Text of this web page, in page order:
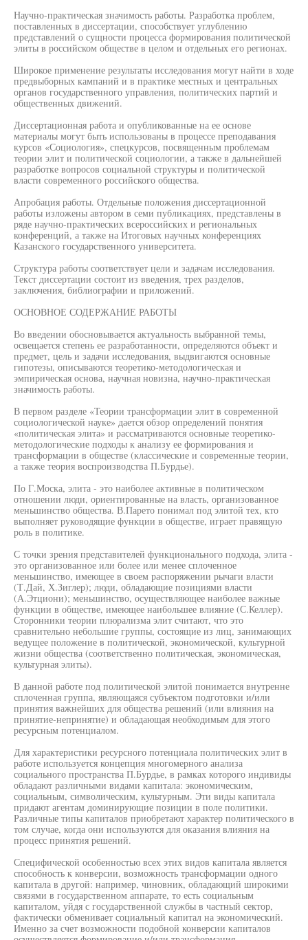
Научно-практическая значимость работы. Разработка проблем,
поставленных в диссертации, способствует углублению
представлений о сущности процесса формирования политической
элиты в российском обществе в целом и отдельных его регионах.
Широкое применение результаты исследования могут найти в ходе
предвыборных кампаний и в практике местных и центральных
органов государственного управления, политических партий и
общественных движений.
Диссертационная работа и опубликованные на ее основе
материалы могут быть использованы в процессе преподавания
курсов «Социология», спецкурсов, посвященным проблемам
теории элит и политической социологии, а также в дальнейшей
разработке вопросов социальной структуры и политической
власти современного российского общества.
Апробация работы. Отдельные положения диссертационной
работы изложены автором в семи публикациях, представлены в
ряде научно-практических всероссийских и региональных
конференций, а также на Итоговых научных конференциях
Казанского государственного университета.
Структура работы соответствует цели и задачам исследования.
Текст диссертации состоит из введения, трех разделов,
заключения, библиографии и приложений.
ОСНОВНОЕ СОДЕРЖАНИЕ РАБОТЫ
Во введении обосновывается актуальность выбранной темы,
освещается степень ее разработанности, определяются объект и
предмет, цель и задачи исследования, выдвигаются основные
гипотезы, описываются теоретико-методологическая и
эмпирическая основа, научная новизна, научно-практическая
значимость работы.
В первом разделе «Теории трансформации элит в современной
социологической науке» дается обзор определений понятия
«политическая элита» и рассматриваются основные теоретико-
методологические подходы к анализу ее формирования и
трансформации в обществе (классические и современные теории,
а также теория воспроизводства П.Бурдье).
По Г.Моска, элита - это наиболее активные в политическом
отношении люди, ориентированные на власть, организованное
меньшинство общества. В.Парето понимал под элитой тех, кто
выполняет руководящие функции в обществе, играет правящую
роль в политике.
С точки зрения представителей функционального подхода, элита -
это организованное или более или менее сплоченное
меньшинство, имеющее в своем распоряжении рычаги власти
(Т.Дай, Х.Зиглер); люди, обладающие позициями власти
(А.Этциони); меньшинство, осуществляющее наиболее важные
функции в обществе, имеющее наибольшее влияние (С.Келлер).
Сторонники теории плюрализма элит считают, что это
сравнительно небольшие группы, состоящие из лиц, занимающих
ведущее положение в политической, экономической, культурной
жизни общества (соответственно политическая, экономическая,
культурная элиты).
В данной работе под политической элитой понимается внутренне
сплоченная группа, являющаяся субъектом подготовки и/или
принятия важнейших для общества решений (или влияния на
принятие-непринятие) и обладающая необходимым для этого
ресурсным потенциалом.
Для характеристики ресурсного потенциала политических элит в
работе используется концепция многомерного анализа
социального пространства П.Бурдье, в рамках которого индивиды
обладают различными видами капитала: экономическим,
социальным, символическим, культурным. Эти виды капитала
придают агентам доминирующие позиции в поле политики.
Различные типы капиталов приобретают характер политического в
том случае, когда они используются для оказания влияния на
процесс принятия решений.
Специфической особенностью всех этих видов капитала является
способность к конверсии, возможность трансформации одного
капитала в другой: например, чиновник, обладающий широкими
связями в государственном аппарате, то есть социальным
капиталом, уйдя с государственной службы в частный сектор,
фактически обменивает социальный капитал на экономический.
Именно за счет возможности подобной конверсии капиталов